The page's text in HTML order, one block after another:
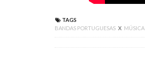
TAGS
BANDAS PORTUGUESAS X MÚSICA